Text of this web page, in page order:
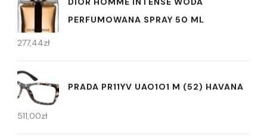
PERFUMOWANA SPRAY 50 ML
277,44zł
PRADA PR11YV UAO1O1 M (52) HAVANA
511,00zł